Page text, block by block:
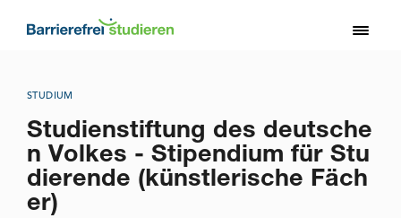
STUDIUM
Studienstiftung des deutsche
n Volkes - Stipendium für Stu
dierende (künstlerische Fäch
er)